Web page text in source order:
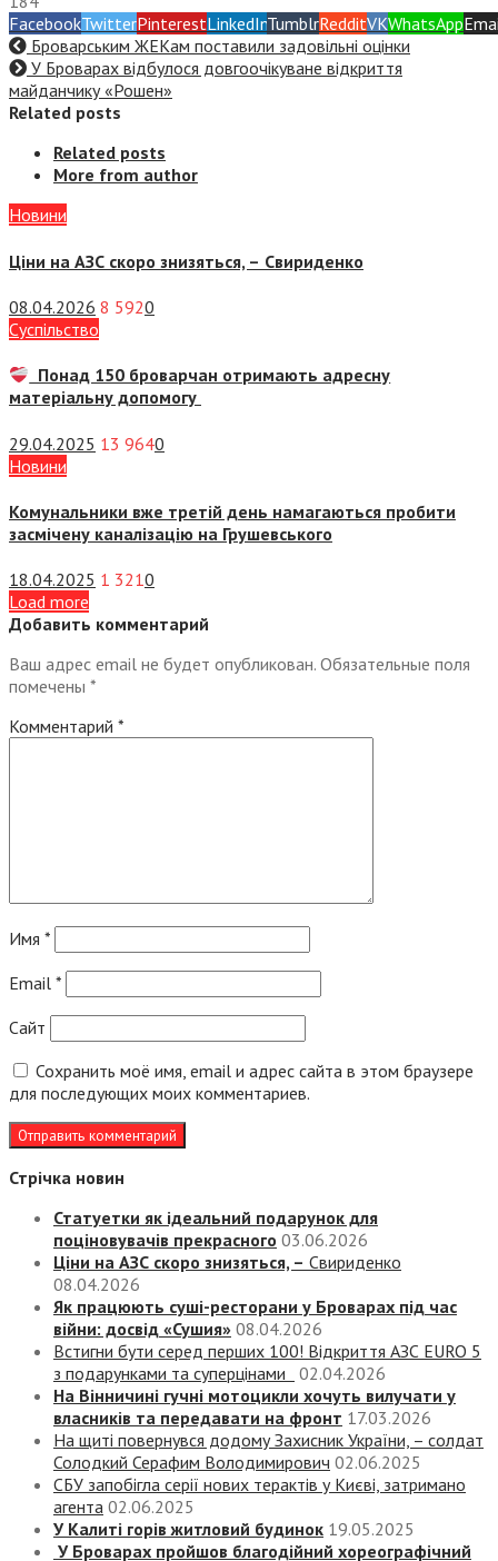
FacebookTwitterPinterestLinkedInTumblrRedditVKWhatsApp
Броварським ЖЕКам поставили задовільні оцінки
У Броварах відбулося довгоочікуване відкриття
майданчику «Рошен»
Related posts
Related posts
More from author
Новини
Ціни на АЗС скоро знизяться, – Свириденко
08.04.2026 8 5920
Суспiльство
Понад 150 броварчан отримають адресну
матеріальну допомогу
29.04.2025 13 9640
Новини
Комунальники вже третій день намагаються пробити
засмічену каналізацію на Грушевського
18.04.2025 1 3210
Load more
Добавить комментарий
Ваш адрес email не будет опубликован. Обязательные поля
помечены *
Комментарий *
Имя *
Email *
Сайт
Сохранить моё имя, email и адрес сайта в этом браузере
для последующих моих комментариев.
Стрічка новин
Статуетки як ідеальний подарунок для
поціновувачів прекрасного 03.06.2026
Ціни на АЗС скоро знизяться, – Свириденко
08.04.2026
Як працюють суші-ресторани у Броварах під час
війни: досвід «Сушия» 08.04.2026
Встигни бути серед перших 100! Відкриття АЗС EURO 5
з подарунками та суперцінами
02.04.2026
На Вінничині гучні мотоцикли хочуть вилучати у
власників та передавати на фронт 17.03.2026
На щиті повернувся додому Захисник України, – солдат
Солодкий Серафим Володимирович 02.06.2025
СБУ запобігла серії нових терактів у Києві, затримано
агента 02.06.2025
У Калиті горів житловий будинок 19.05.2025
У Броварах пройшов благодійний хореографічний